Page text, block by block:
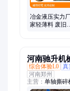
冶金液压实力
家轻薄料 废旧
河南驰升机
综合体验L0 真
河南郑州
主营： 单轴撕碎